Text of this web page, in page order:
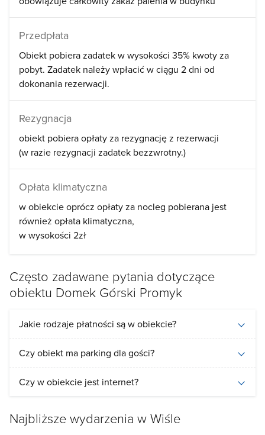
Przedpłata
Obiekt pobiera zadatek w wysokości 35% kwoty za
pobyt. Zadatek należy wpłacić w ciągu 2 dni od
dokonania rezerwacji.
Rezygnacja
obiekt pobiera opłaty za rezygnację z rezerwacji
(w razie rezygnacji zadatek bezzwrotny.)
Opłata klimatyczna
w obiekcie oprócz opłaty za nocleg pobierana jest
również opłata klimatyczna
w wysokości 2zł
Często zadawane pytania dotyczące
obiektu Domek Górski Promyk
Jakie rodzaje płatności są w obiekcie?
Czy obiekt ma parking dla gości?
Czy w obiekcie jest internet?
Najbliższe wydarzenia w Wiśle